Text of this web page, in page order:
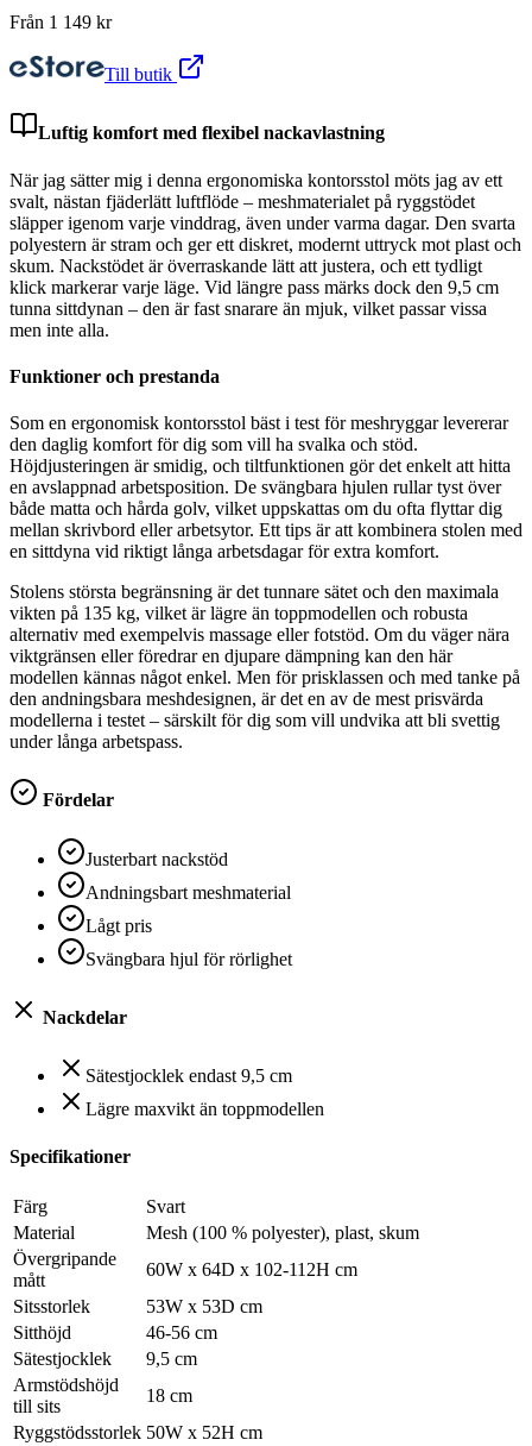
Från 1 149 kr
Till butik
Luftig komfort med flexibel nackavlastning
När jag sätter mig i denna ergonomiska kontorsstol möts jag av ett
svalt, nästan fjäderlätt luftflöde – meshmaterialet på ryggstödet
släpper igenom varje vinddrag, även under varma dagar. Den svarta
polyestern är stram och ger ett diskret, modernt uttryck mot plast och
skum. Nackstödet är överraskande lätt att justera, och ett tydligt
klick markerar varje läge. Vid längre pass märks dock den 9,5 cm
tunna sittdynan – den är fast snarare än mjuk, vilket passar vissa
men inte alla.
Funktioner och prestanda
Som en ergonomisk kontorsstol bäst i test för meshryggar levererar
den daglig komfort för dig som vill ha svalka och stöd.
Höjdjusteringen är smidig, och tiltfunktionen gör det enkelt att hitta
en avslappnad arbetsposition. De svängbara hjulen rullar tyst över
både matta och hårda golv, vilket uppskattas om du ofta flyttar dig
mellan skrivbord eller arbetsytor. Ett tips är att kombinera stolen med
en sittdyna vid riktigt långa arbetsdagar för extra komfort.
Stolens största begränsning är det tunnare sätet och den maximala
vikten på 135 kg, vilket är lägre än toppmodellen och robusta
alternativ med exempelvis massage eller fotstöd. Om du väger nära
viktgränsen eller föredrar en djupare dämpning kan den här
modellen kännas något enkel. Men för prisklassen och med tanke på
den andningsbara meshdesignen, är det en av de mest prisvärda
modellerna i testet – särskilt för dig som vill undvika att bli svettig
under långa arbetspass.
Fördelar
Justerbart nackstöd
Andningsbart meshmaterial
Lågt pris
Svängbara hjul för rörlighet
Nackdelar
Sätestjocklek endast 9,5 cm
Lägre maxvikt än toppmodellen
Specifikationer
Färg
Svart
Material
Mesh (100 % polyester), plast, skum
Övergripande
mått
60W x 64D x 102-112H cm
Sitsstorlek
53W x 53D cm
Sitthöjd
46-56 cm
Sätestjocklek
9,5 cm
Armstödshöjd
till sits
18 cm
Ryggstödsstorlek 50W x 52H cm